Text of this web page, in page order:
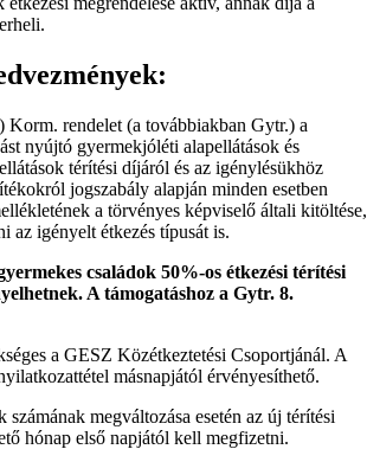
:
rendelet (a továbbiakban Gytr.) a
nyújtó gyermekjóléti alapellátások és
térítési díjáról és az igénylésükhöz
jogszabály alapján minden esetben
a törvényes képviselő általi kitöltése,
az igényelt étkezés típusát is.
családok 50%-os étkezési térítési
A támogatáshoz a Gytr. 8.
a GESZ Közétkeztetési Csoportjánál. A
másnapjától érvényesíthető.
megváltozása esetén az új térítési
hónap első napjától kell megfizetni.